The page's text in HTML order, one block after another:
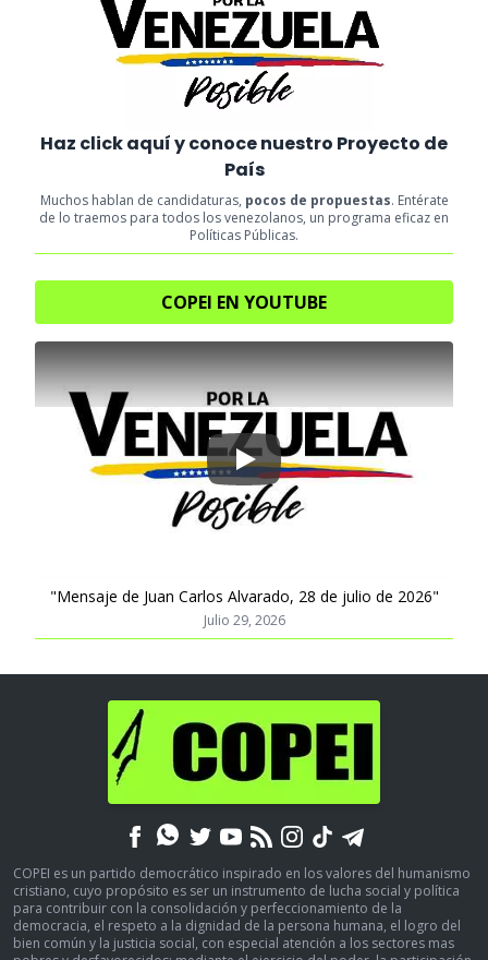
Haz click aquí y conoce nuestro Proyecto de
País
Muchos hablan de candidaturas, pocos de propuestas. Entérate
de lo traemos para todos los venezolanos, un programa eficaz en
Políticas Públicas.
COPEI EN YOUTUBE
Play
"Mensaje de Juan Carlos Alvarado, 28 de julio de 2026"
Julio 29, 2026
COPEI es un partido democrático inspirado en los valores del humanismo
cristiano, cuyo propósito es ser un instrumento de lucha social y política
para contribuir con la consolidación y perfeccionamiento de la
democracia, el respeto a la dignidad de la persona humana, el logro del
bien común y la justicia social, con especial atención a los sectores mas